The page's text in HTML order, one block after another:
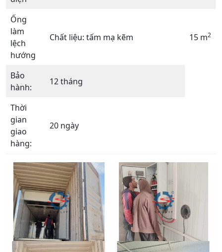
Ống
làm
lệch
hướng
Chất liệu: tấm mạ kẽm 15 m2
Bảo
hành:
12 tháng
Thời
gian
giao
hàng:
20 ngày